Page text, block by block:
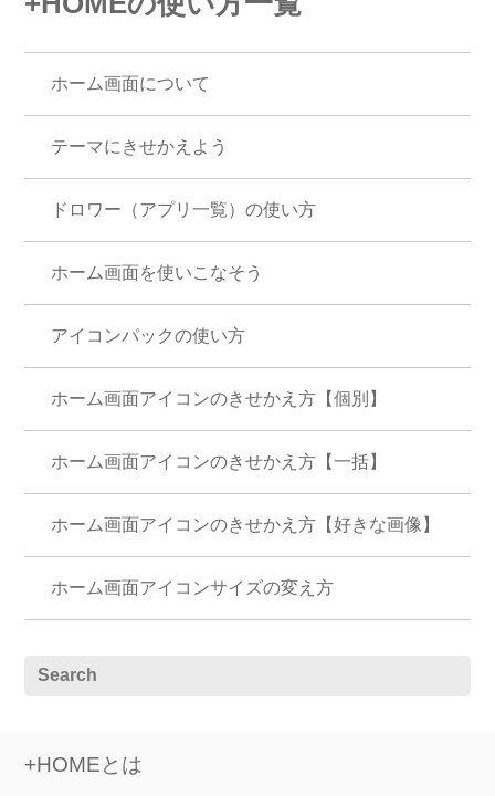
ホーム画面について
テーマにきせかえよう
ドロワー（アプリ一覧）の使い方
ホーム画面を使いこなそう
アイコンパックの使い方
ホーム画面アイコンのきせかえ方【個別】
ホーム画面アイコンのきせかえ方【一括】
ホーム画面アイコンのきせかえ方【好きな画像】
ホーム画面アイコンサイズの変え方
+HOMEとは